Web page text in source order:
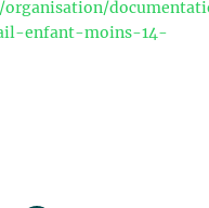
organisation/
enfant-moins-14-